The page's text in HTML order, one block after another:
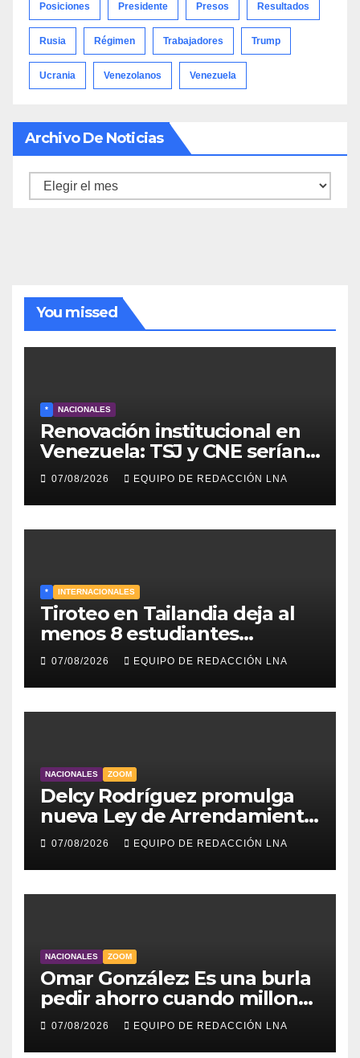
Posiciones Presidente Presos Resultados
Rusia Régimen Trabajadores Trump
Ucrania Venezolanos Venezuela
Archivo De Noticias
Archivo
You missed
* NACIONALES
Renovación institucional en
Venezuela: TSJ y CNE serían
designados a finales de 2026
07/08/2026 EQUIPO DE REDACCIÓN LNA
* INTERNACIONALES
Tiroteo en Tailandia deja al
menos 8 estudiantes
muertos y 30 heridos
07/08/2026 EQUIPO DE REDACCIÓN LNA
NACIONALES ZOOM
Delcy Rodríguez promulga
nueva Ley de Arrendamiento
para atender a familias
damnificadas
07/08/2026 EQUIPO DE REDACCIÓN LNA
NACIONALES ZOOM
Omar González: Es una burla
pedir ahorro cuando millones
viven sin luz y sin agua
07/08/2026 EQUIPO DE REDACCIÓN LNA